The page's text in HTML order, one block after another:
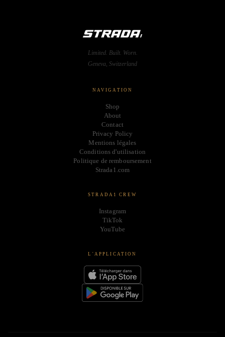
Limited. Built. Worn.
Geneva, Switzerland
NAVIGATION
Shop
About
Contact
Privacy Policy
Mentions légales
Conditions d'utilisation
Politique de remboursement
Strada1.com
STRADA1 CREW
Instagram
TikTok
YouTube
L'APPLICATION